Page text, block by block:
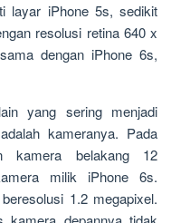
layar iPhone 5s, sedikit
resolusi retina 640 x
dengan iPhone 6s,
yang sering menjadi
kameranya. Pada
kamera belakang 12
milik iPhone 6s.
1.2 megapixel.